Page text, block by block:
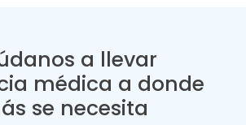
a llevar
médica a donde
se necesita